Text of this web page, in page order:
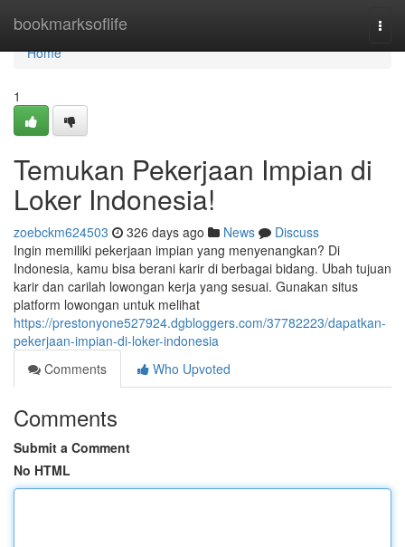
bookmarksoflife
Home
Home
1
Temukan Pekerjaan Impian di
Loker Indonesia!
zoebckm624503 326 days ago News
Discuss
Ingin memiliki pekerjaan impian yang menyenangkan? Di
Indonesia, kamu bisa berani karir di berbagai bidang. Ubah tujuan
karir dan carilah lowongan kerja yang sesuai. Gunakan situs
platform lowongan untuk melihat
https://prestonyone527924.dgbloggers.com/37782223/dapatkan-
pekerjaan-impian-di-loker-indonesia
Comments
Who Upvoted
Comments
Submit a Comment
No HTML